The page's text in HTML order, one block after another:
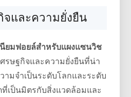
จและความยั่งยืน
ยมฟอยล์สำหรับแผงแซนวิช
รษฐกิจและความยั่งยืนที่น่า
ามจำเป็นระดับโลกและระดับ
เป็นมิตรกับสิ่งแวดล้อมและ